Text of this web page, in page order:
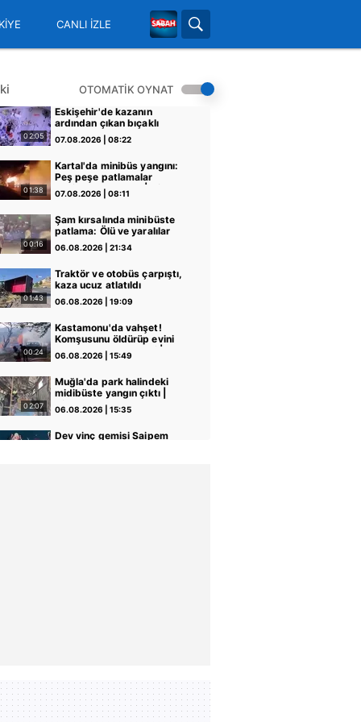
CANLI İZLE
OTOMATİK OYNAT
02:05
Eskişehir'de kazanın
ardından çıkan bıçaklı
kavga kameraya yansıdı: 2
yaralı | Video
07.08.2026 | 08:22
01:38
Kartal'da minibüs yangını:
Peş peşe patlamalar
paniğe neden oldu | Video
07.08.2026 | 08:11
00:16
Şam kırsalında minibüste
patlama: Ölü ve yaralılar
var
06.08.2026 | 21:34
01:43
Traktör ve otobüs çarpıştı,
kaza ucuz atlatıldı
06.08.2026 | 19:09
00:24
Kastamonu'da vahşet!
Komşusunu öldürüp evini
ve aracını ateşe verdi |
Video
06.08.2026 | 15:49
02:07
Muğla'da park halindeki
midibüste yangın çıktı |
Video
06.08.2026 | 15:35
Dev vinç gemisi Saipem
‘Ay Grubu’na dev darbe:
İstanbul’da işyerlerini